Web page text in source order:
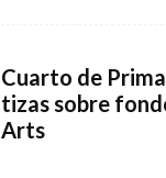
Cuarto de
tizas sobre
Arts